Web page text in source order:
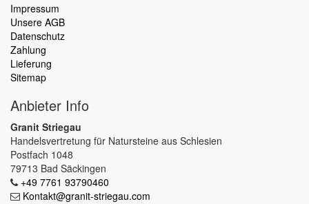
Impressum
Unsere AGB
Datenschutz
Zahlung
Lieferung
Sitemap
Anbieter Info
Granit Striegau
Handelsvertretung für Natursteine aus Schlesien
Postfach 1048
79713 Bad Säckingen
+49 7761 93790460
Kontakt@granit-striegau.com